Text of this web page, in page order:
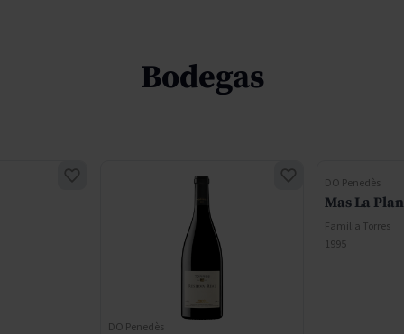
Bodegas
DO Penedès
DO Penedès
Mas La
Familia Torres
1995